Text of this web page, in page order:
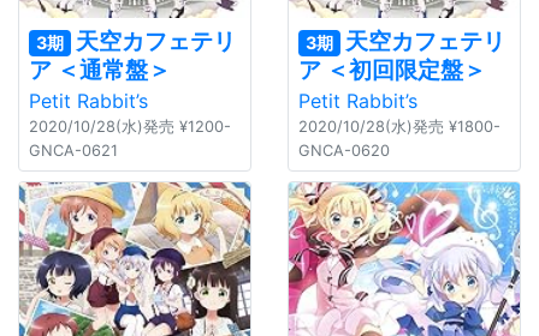
3期 天空カフェテリ
ア ＜通常盤＞
Petit Rabbit’s
2020/10/28(水)発売 ¥1200-
GNCA-0621
3期 天空カフェテリ
ア ＜初回限定盤＞
Petit Rabbit’s
2020/10/28(水)発売 ¥1800-
GNCA-0620